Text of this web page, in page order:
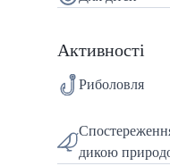
Ваші близькі та
дивитися на
Це місце, де
Приїжджайте,
Активності
Риболовля
дикою